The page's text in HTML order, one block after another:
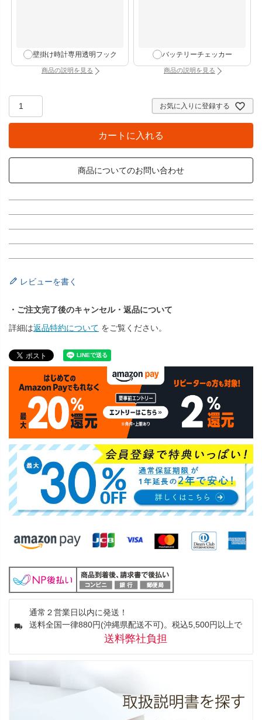
壁掛け時計専用透明フック
商品の説明を見る：壁掛け時計専用透明フック（別タブで開きます）
バッテリーチェッカー
商品の説明を見る：バッテリーチェッカ
お気に入りに登録する
カートに入れる
商品についてのお問い合わせ
レビューを書く
・ご注文完了後のキャンセル・返品について
詳細は返品特約について をご覧ください。
通常２営業日以内に発送！
送料全国一律880円(沖縄県配送不可)。税込5,500円以上で
送料弊社負担